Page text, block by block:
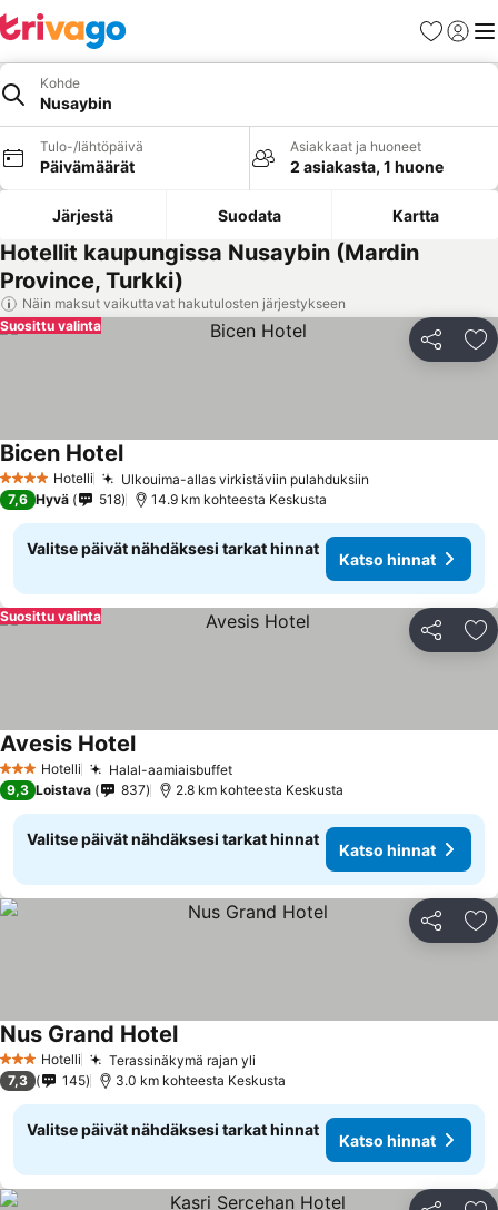
Suosikit
Kohde
Nusaybin
Tulo-/lähtöpäivä
Päivämäärät
Asiakkaat ja huoneet
2 asiakasta, 1 huone
Järjestä Suodata Kartta
Hotellit kaupungissa Nusaybin (Mardin
Province, Turkki)
Näin maksut vaikuttavat hakutulosten järjestykseen
Jaa
Suosittu valinta
4 Tähtiluokitus
Hotelli Ulkouima-allas virkistäviin pulahduksiin
Bicen Hotel
7,6 Hyvä 518 14.9 km kohteesta Keskusta
Valitse päivät nähdäksesi tarkat hinnat
Katso hinnat
Jaa
Suosittu valinta
3 Tähtiluokitus
Hotelli Halal-aamiaisbuffet
Avesis Hotel
9,3 Loistava 837 2.8 km kohteesta Keskusta
Valitse päivät nähdäksesi tarkat hinnat
Katso hinnat
Jaa
3 Tähtiluokitus
Hotelli Terassinäkymä rajan yli
Nus Grand Hotel
7,3 145 3.0 km kohteesta Keskusta
Valitse päivät nähdäksesi tarkat hinnat
Katso hinnat